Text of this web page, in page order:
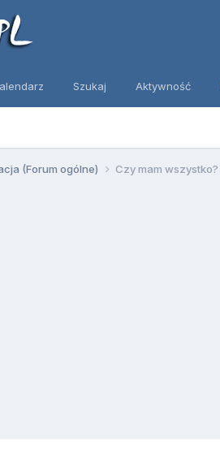
Szukaj Aktywność
(Forum ogólne) Czy mam wszystko?